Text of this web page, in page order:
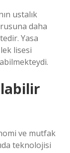
ustalık
daha
Yasa
lisesi
ve mutfak
teknolojisi